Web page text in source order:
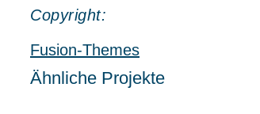
Copyright:
Fusion-Themes
Ähnliche Projekte